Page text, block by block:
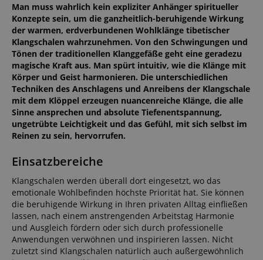
Man muss wahrlich kein expliziter Anhänger spiritueller
Konzepte sein, um die ganzheitlich-beruhigende Wirkung
der warmen, erdverbundenen Wohlklänge tibetischer
Klangschalen wahrzunehmen. Von den Schwingungen und
Tönen der traditionellen Klanggefäße geht eine geradezu
magische Kraft aus. Man spürt intuitiv, wie die Klänge mit
Körper und Geist harmonieren. Die unterschiedlichen
Techniken des Anschlagens und Anreibens der Klangschale
mit dem Klöppel erzeugen nuancenreiche Klänge, die alle
Sinne ansprechen und absolute Tiefenentspannung,
ungetrübte Leichtigkeit und das Gefühl, mit sich selbst im
Reinen zu sein, hervorrufen.
Einsatzbereiche
Klangschalen werden überall dort eingesetzt, wo das
emotionale Wohlbefinden höchste Priorität hat. Sie können
die beruhigende Wirkung in Ihren privaten Alltag einfließen
lassen, nach einem anstrengenden Arbeitstag Harmonie
und Ausgleich fördern oder sich durch professionelle
Anwendungen verwöhnen und inspirieren lassen. Nicht
zuletzt sind Klangschalen natürlich auch außergewöhnlich